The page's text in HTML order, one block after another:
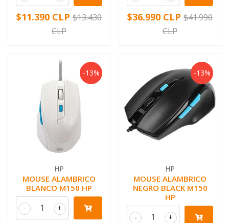
$11.390 CLP $13.430
CLP
$36.990 CLP $41.990
CLP
-13%
HP
MOUSE ALAMBRICO
BLANCO M150 HP
+
-
-13%
HP
MOUSE ALAMBRICO
NEGRO BLACK M150
HP
+
-